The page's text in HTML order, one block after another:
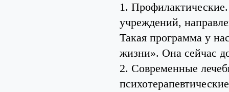
1.
учреждений,
Такая программа у
жизни». Она сейчас
2. Современные